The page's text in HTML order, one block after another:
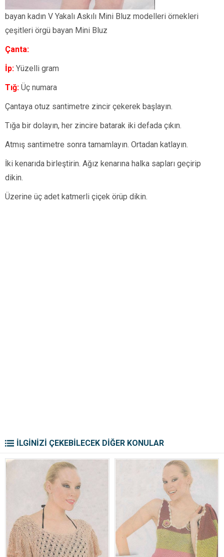
bayan kadın V Yakalı Askılı Mini Bluz modelleri örnekleri
çeşitleri örgü bayan Mini Bluz
Çanta:
İp: Yüzelli gram
Tığ: Üç numara
Çantaya otuz santimetre zincir çekerek başlayın.
Tığa bir dolayın, her zincire batarak iki defada çıkın.
Atmış santimetre sonra tamamlayın. Ortadan katlayın.
İki kenarıda birleştirin. Ağız kenarına halka sapları geçirip
dikin.
Üzerine üç adet katmerli çiçek örüp dikin.
İLGİNİZİ ÇEKEBİLECEK DİĞER KONULAR